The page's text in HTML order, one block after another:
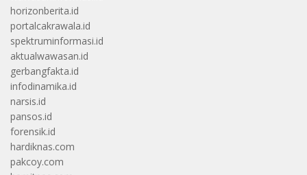
horizonberita.id
portalcakrawala.id
spektruminformasi.id
aktualwawasan.id
gerbangfakta.id
infodinamika.id
narsis.id
pansos.id
forensik.id
hardiknas.com
pakcoy.com